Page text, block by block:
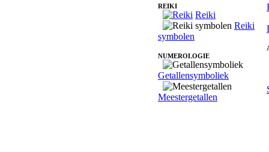
REIKI
Reiki
Reiki
symbolen
NUMEROLOGIE
Getallensymboliek
Meestergetallen